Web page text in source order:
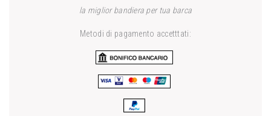
la miglior bandiera per tua barca
Metodi di pagamento accetttati: